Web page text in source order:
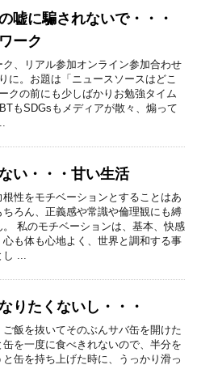
嘘に騙されないで・・・
ーク
ク、リアル参加オンライン参加合わせ
に。お題は「ニュースソースはどこ
クの前にも少しばかりお勉強タイム
もSDGsもメディアが散々、煽って
い・・・甘い生活
性をモチベーションとすることはあ
ちろん、正義感や常識や倫理観にも縛
。 私のモチベーションは、基本、快感
心も体も心地よく、世界と調和する事
し ...
りたくないし・・・
飯を抜いてそのぶんサバ缶を開けた
缶を一度に食べきれないので、半分を
缶を持ち上げた時に、うっかり滑っ